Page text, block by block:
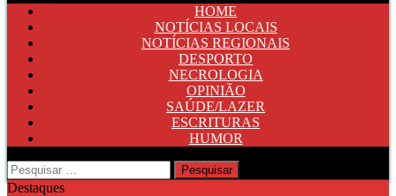
HOME
NOTÍCIAS LOCAIS
NOTÍCIAS REGIONAIS
DESPORTO
NECROLOGIA
OPINIÃO
SAÚDE/LAZER
ESCRITURAS
HUMOR
Pesquisar
por:
Destaques